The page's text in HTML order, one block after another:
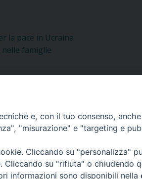
la pace in Ucraina
famiglie
e, con il tuo consenso,
"misurazione" e "targeting e
Cliccando su "personalizza"
su "rifiuta" o chiudendo
informazioni sono disponibili nella